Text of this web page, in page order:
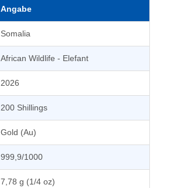
Angabe
Somalia
African Wildlife - Elefant
2026
200 Shillings
Gold (Au)
999,9/1000
7,78 g (1/4 oz)